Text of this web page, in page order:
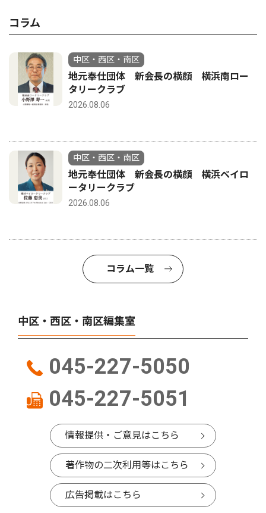
コラム
中区・西区・南区
地元奉仕団体 新会長の横顔 横浜南ロー
タリークラブ
2026.08.06
中区・西区・南区
地元奉仕団体 新会長の横顔 横浜ベイロ
ータリークラブ
2026.08.06
コラム一覧
中区・西区・南区編集室
045-227-5050
045-227-5051
情報提供・ご意見はこちら
著作物の二次利用等はこちら
広告掲載はこちら